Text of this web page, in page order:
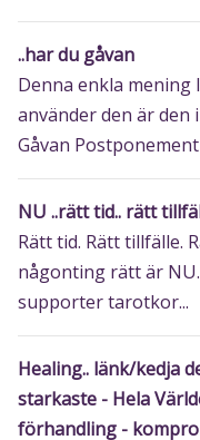
..har du gåvan
Denna enkla mening
använder den är den
Gåvan
NU ..rätt tid.. rätt
Rätt tid. Rätt tillfälle.
någonting rätt är
supporter tarotkor...
Healing.. länk/kedja
starkaste - Hela
förhandling -